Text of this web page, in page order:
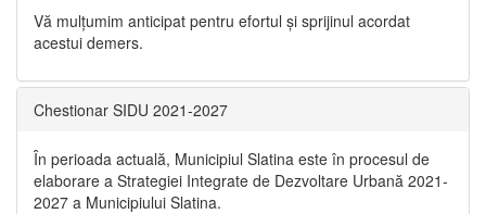
Vă mulţumim anticipat pentru efortul şi sprijinul acordat
acestui demers.
Chestionar SIDU 2021-2027
În perioada actuală, Municipiul Slatina este în procesul de
elaborare a Strategiei Integrate de Dezvoltare Urbană 2021‐
2027 a Municipiului Slatina.